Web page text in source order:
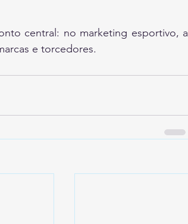
central: no marketing esportivo, a
e torcedores.